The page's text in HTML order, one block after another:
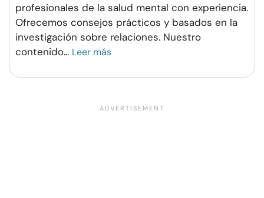
profesionales de la salud mental con experiencia.
Ofrecemos consejos prácticos y basados en la
investigación sobre relaciones. Nuestro
contenido... Leer más